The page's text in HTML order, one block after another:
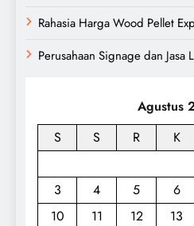
Rahasia Harga Wood Pellet
Perusahaan Signage dan Jasa
Agustus
S
S R K
3
4 5 6
10
11 12 13